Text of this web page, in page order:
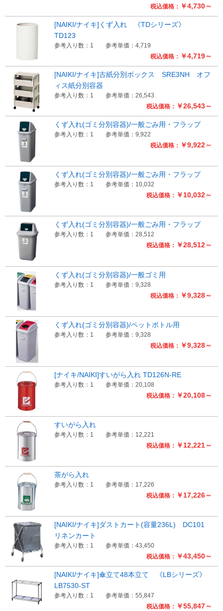
税込価格： ￥4,730～
税込価格： ￥4,719～
[NAIKI/ナイキ]くず入れ 《TDシリーズ》
TD123
参考入り数：1 参考単価：4,719
税込価格： ￥26,543～
[NAIKI/ナイキ]古紙分別ボックス SRE3NH オフ
ィス紙分別容器
参考入り数：1 参考単価：26,543
税込価格： ￥9,922～
くず入れ(ゴミ分別容器)/一般ごみ用・フラップ
参考入り数：1 参考単価：9,922
税込価格： ￥10,032～
くず入れ(ゴミ分別容器)/一般ごみ用・フラップ
参考入り数：1 参考単価：10,032
税込価格： ￥28,512～
くず入れ(ゴミ分別容器)/一般ごみ用・フラップ
参考入り数：1 参考単価：28,512
税込価格： ￥9,328～
くず入れ(ゴミ分別容器)/一般ゴミ用
参考入り数：1 参考単価：9,328
税込価格： ￥9,328～
くず入れ(ゴミ分別容器)/ペットボトル用
参考入り数：1 参考単価：9,328
税込価格： ￥20,108～
[ナイキ/NAIKI]すいがら入れ TD126N-RE
参考入り数：1 参考単価：20,108
税込価格： ￥12,221～
すいがら入れ
参考入り数：1 参考単価：12,221
税込価格： ￥17,226～
茶がら入れ
参考入り数：1 参考単価：17,226
税込価格： ￥43,450～
[NAIKI/ナイキ]ダストカート(容量236L) DC101
リネンカート
参考入り数：1 参考単価：43,450
税込価格： ￥55,847～
[NAIKI/ナイキ]傘立て48本立て 《LBシリーズ》
LB7530-ST
参考入り数：1 参考単価：55,847